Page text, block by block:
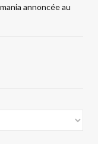
annoncée au